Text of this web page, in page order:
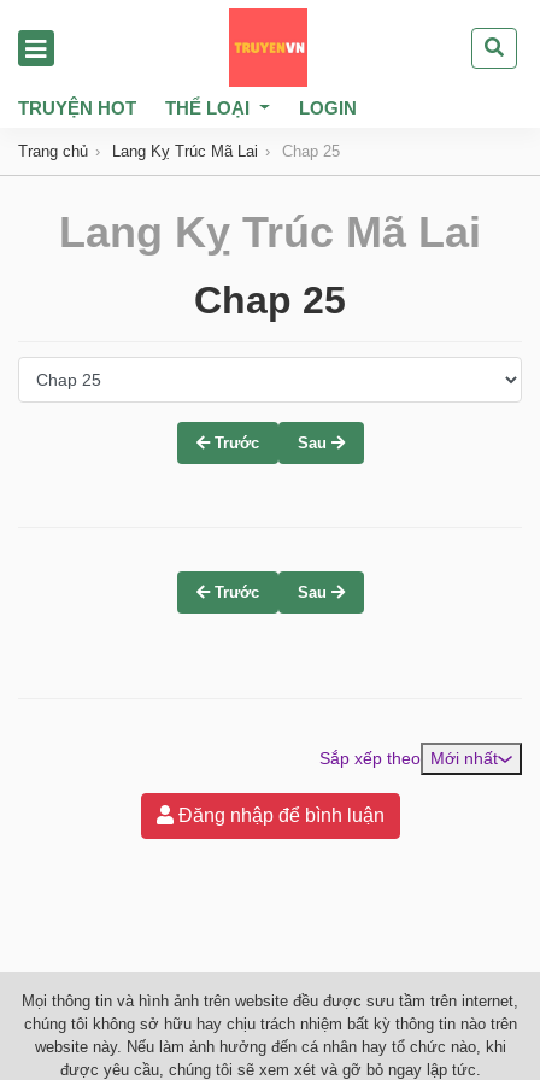
TRUYỆN HOT THỂ LOẠI LOGIN
Trang chủ Lang Kỵ Trúc Mã Lai Chap 25
Lang Kỵ Trúc Mã Lai
Chap 25
Trước Sau
Trước Sau
Sắp xếp theo Mới nhất
Đăng nhập để bình luận
Mọi thông tin và hình ảnh trên website đều được sưu tầm trên internet,
chúng tôi không sở hữu hay chịu trách nhiệm bất kỳ thông tin nào trên
website này. Nếu làm ảnh hưởng đến cá nhân hay tổ chức nào, khi
được yêu cầu, chúng tôi sẽ xem xét và gỡ bỏ ngay lập tức.